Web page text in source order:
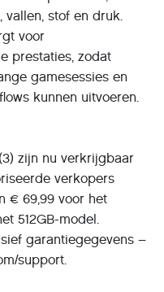
stof en druk.
voor
prestaties, zodat
gamesessies en
kunnen uitvoeren.
zijn nu verkrijgbaar
verkopers
€ 69,99 voor het
512GB-model.
garantiegegevens –
support.